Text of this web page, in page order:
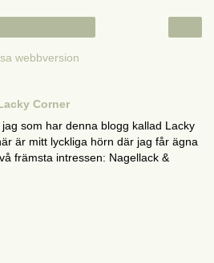
webbversion
Corner
som har denna blogg kallad Lacky
är mitt lyckliga hörn där jag får ägna
främsta intressen: Nagellack &